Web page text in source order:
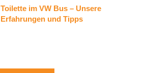
Toilette im VW Bus – Unsere
Erfahrungen und Tipps